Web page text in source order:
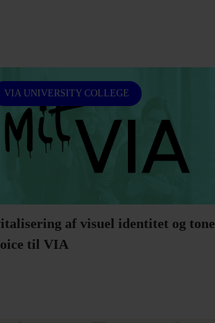
VIA UNIVERSITY COLLEGE
af visuel identitet og tone
til VIA